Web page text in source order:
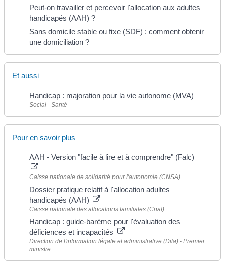
Peut-on travailler et percevoir l'allocation aux adultes
handicapés (AAH) ?
Sans domicile stable ou fixe (SDF) : comment obtenir
une domiciliation ?
Et aussi
Handicap : majoration pour la vie autonome (MVA)
Social - Santé
Pour en savoir plus
AAH - Version "facile à lire et à comprendre" (Falc)
Caisse nationale de solidarité pour l'autonomie (CNSA)
Dossier pratique relatif à l'allocation adultes
handicapés (AAH)
Caisse nationale des allocations familiales (Cnaf)
Handicap : guide-barème pour l'évaluation des
déficiences et incapacités
Direction de l'information légale et administrative (Dila) - Premier
ministre